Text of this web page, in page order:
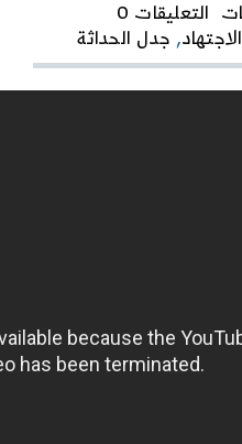
التعليقات 0
ومضات
الاجتهاد, جدل الحداثة